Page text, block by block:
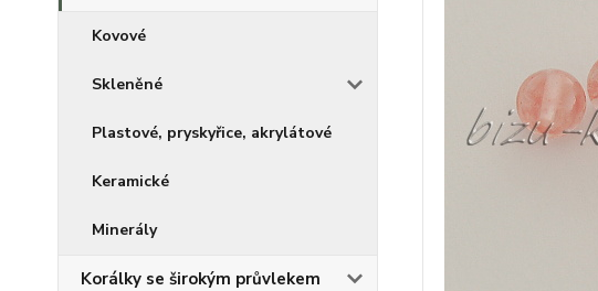
Kovové
Skleněné
Plastové, pryskyřice, akrylátové
Keramické
Minerály
Korálky se širokým průvlekem